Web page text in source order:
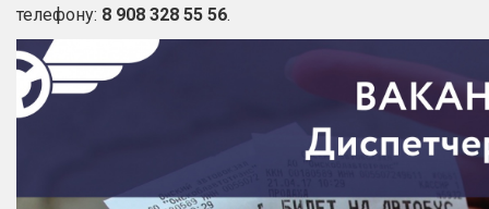
телефону: 8 908 328 55 56.